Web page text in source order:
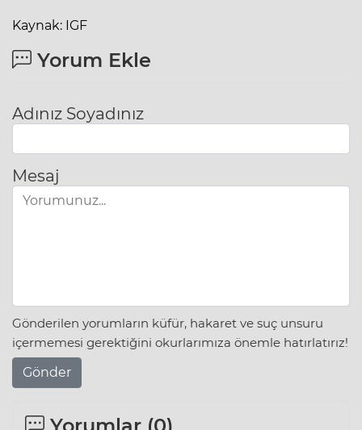
Kaynak: IGF
Yorum Ekle
Adınız Soyadınız
Mesaj
Gönderilen yorumların küfür, hakaret ve suç unsuru
içermemesi gerektiğini okurlarımıza önemle hatırlatırız!
Gönder
Yorumlar (0)